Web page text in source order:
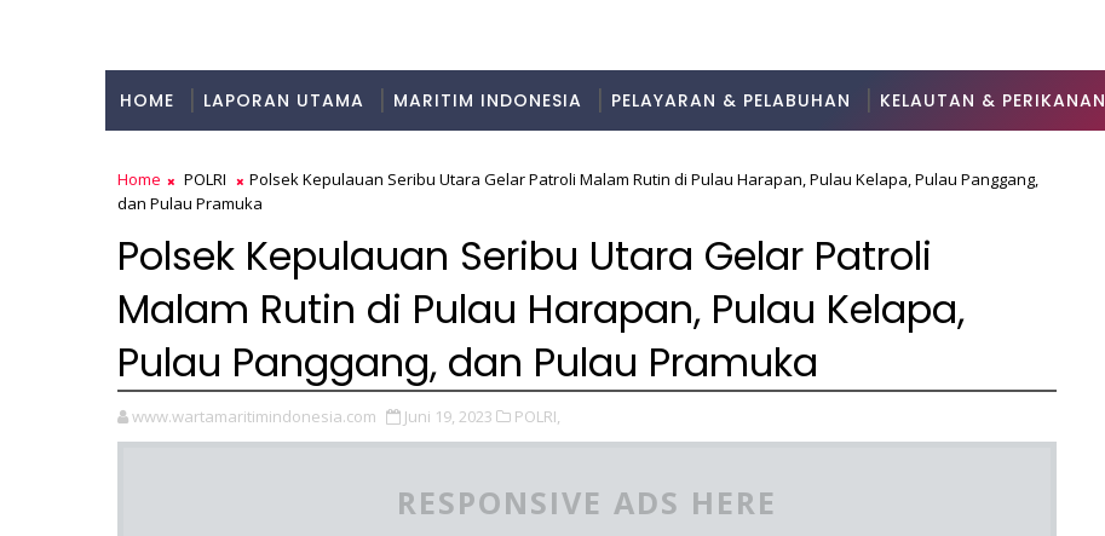
HOME LAPORAN UTAMA MARITIM INDONESIA PELAYARAN & PELABUHAN KELAUTAN & PERIKANAN
Home POLRI
Polsek Kepulauan Seribu Utara Gelar Patroli Malam Rutin di Pulau Harapan, Pulau Kelapa, Pulau Panggang,
dan Pulau Pramuka
Polsek Kepulauan Seribu Utara Gelar Patroli
Malam Rutin di Pulau Harapan, Pulau Kelapa,
Pulau Panggang, dan Pulau Pramuka
www.wartamaritimindonesia.com Juni 19, 2023 POLRI,
RESPONSIVE ADS HERE